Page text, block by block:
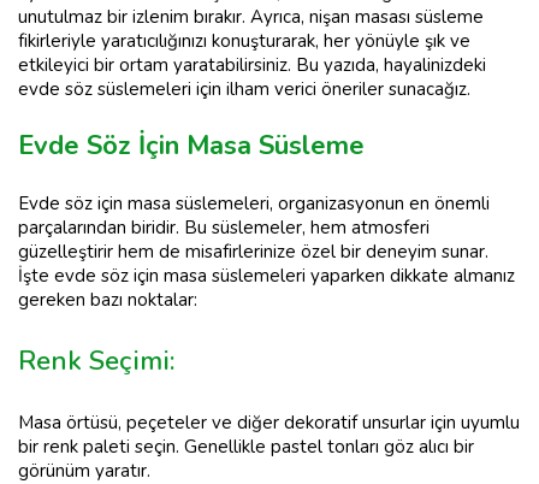
unutulmaz bir izlenim bırakır. Ayrıca, nişan masası süsleme
fikirleriyle yaratıcılığınızı konuşturarak, her yönüyle şık ve
etkileyici bir ortam yaratabilirsiniz. Bu yazıda, hayalinizdeki
evde söz süslemeleri için ilham verici öneriler sunacağız.
Evde Söz İçin Masa Süsleme
Evde söz için masa süslemeleri, organizasyonun en önemli
parçalarından biridir. Bu süslemeler, hem atmosferi
güzelleştirir hem de misafirlerinize özel bir deneyim sunar.
İşte evde söz için masa süslemeleri yaparken dikkate almanız
gereken bazı noktalar:
Renk Seçimi:
Masa örtüsü, peçeteler ve diğer dekoratif unsurlar için uyumlu
bir renk paleti seçin. Genellikle pastel tonları göz alıcı bir
görünüm yaratır.